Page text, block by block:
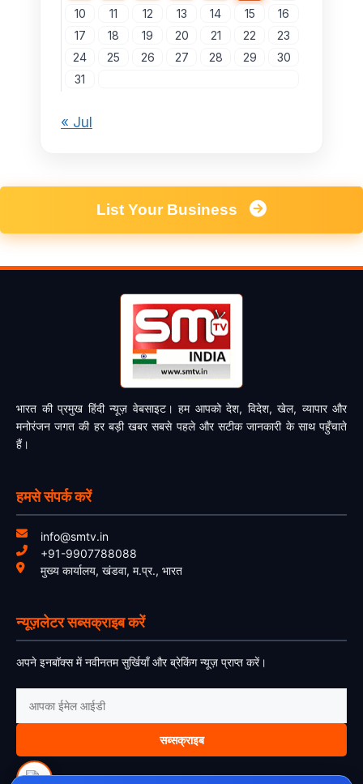
10 11 12 13 14 15
16
17
18 19 20 21 22
23
24
25 26 27 28 29
30
31
« Jul
List Your Business
भारत की प्रमुख हिंदी न्यूज़ वेबसाइट। हम आपको देश, विदेश, खेल, व्यापार और
मनोरंजन जगत की हर बड़ी खबर सबसे पहले और सटीक जानकारी के साथ पहुँचाते
हैं।
हमसे संपर्क करें
info@smtv.in
+91-9907788088
मुख्य कार्यालय, खंडवा, म.प्र., भारत
न्यूज़लेटर सब्सक्राइब करें
अपने इनबॉक्स में नवीनतम सुर्खियाँ और ब्रेकिंग न्यूज़ प्राप्त करें।
सब्सक्राइब